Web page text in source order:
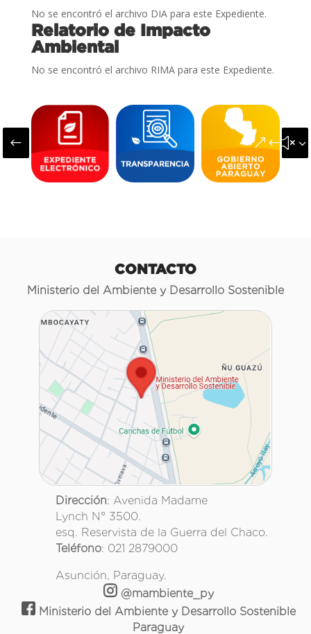
No se encontró el archivo DIA para este Expediente.
Relatorio de Impacto
Ambiental
No se encontró el archivo RIMA para este Expediente.
#
CONTACTO
Ministerio del Ambiente y Desarrollo Sostenible
Dirección: Avenida Madame
Lynch N° 3500.
esq. Reservista de la Guerra del Chaco.
Teléfono: 021 2879000
Asunción, Paraguay.
@mambiente_py
Ministerio del Ambiente y Desarrollo Sostenible
Paraguay